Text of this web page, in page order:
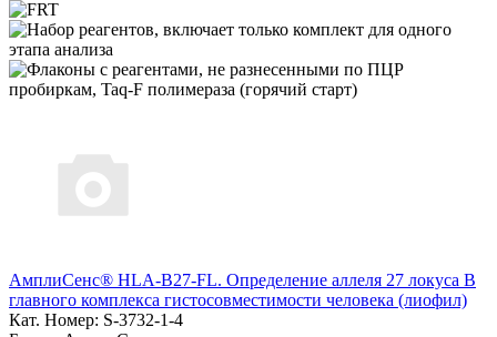
АмплиСенс® HLA-B27-FL. Определение аллеля 27 локуса В
главного комплекса гистосовместимости человека (лиофил)
Кат. Номер: S-3732-1-4